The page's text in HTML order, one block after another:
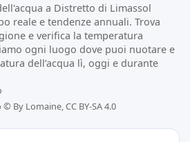
a Distretto di Limassol
reale e tendenze annuali. Trova
e verifica la temperatura
ogni luogo dove puoi nuotare e
dell’acqua lì, oggi e durante
© By Lomaine, CC BY-SA 4.0